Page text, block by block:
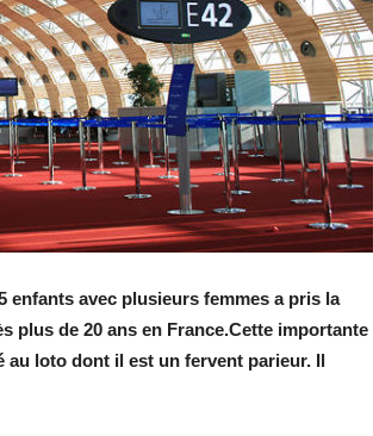
enfants avec plusieurs femmes a pris la
plus de 20 ans en France.Cette importante
au loto dont il est un fervent parieur. Il